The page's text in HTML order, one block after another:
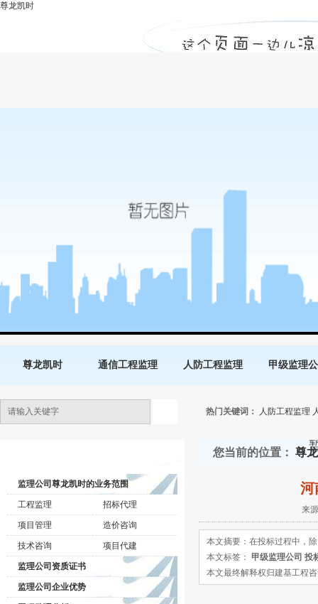
河南甲级监理公司谈投标中如何检查投标
尊龙凯时
尊龙凯时 通信工程监理 人防工程监理 甲级监理
热门关键词： 人防工程监理
监理公司尊龙凯时的业务范围
工程监理 招标代理
项目管理 造价咨询
技术咨询 项目代建
监理公司资质证书
监理公司企业优势
您当前的位置： 尊
河
来
本文摘要：在投标过程中，
本文标签： 甲级监理公司 投
本文最终解释权归建基工程咨